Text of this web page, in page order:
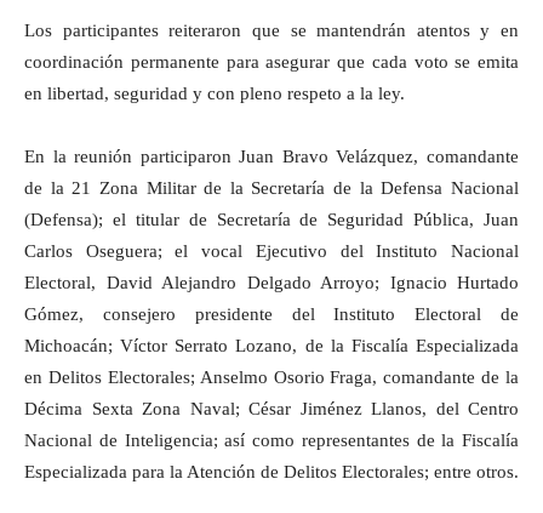
Los participantes reiteraron que se mantendrán atentos y en
coordinación permanente para asegurar que cada voto se emita
en libertad, seguridad y con pleno respeto a la ley.
En la reunión participaron Juan Bravo Velázquez, comandante
de la 21 Zona Militar de la Secretaría de la Defensa Nacional
(Defensa); el titular de Secretaría de Seguridad Pública, Juan
Carlos Oseguera; el vocal Ejecutivo del Instituto Nacional
Electoral, David Alejandro Delgado Arroyo; Ignacio Hurtado
Gómez, consejero presidente del Instituto Electoral de
Michoacán; Víctor Serrato Lozano, de la Fiscalía Especializada
en Delitos Electorales; Anselmo Osorio Fraga, comandante de la
Décima Sexta Zona Naval; César Jiménez Llanos, del Centro
Nacional de Inteligencia; así como representantes de la Fiscalía
Especializada para la Atención de Delitos Electorales; entre otros.